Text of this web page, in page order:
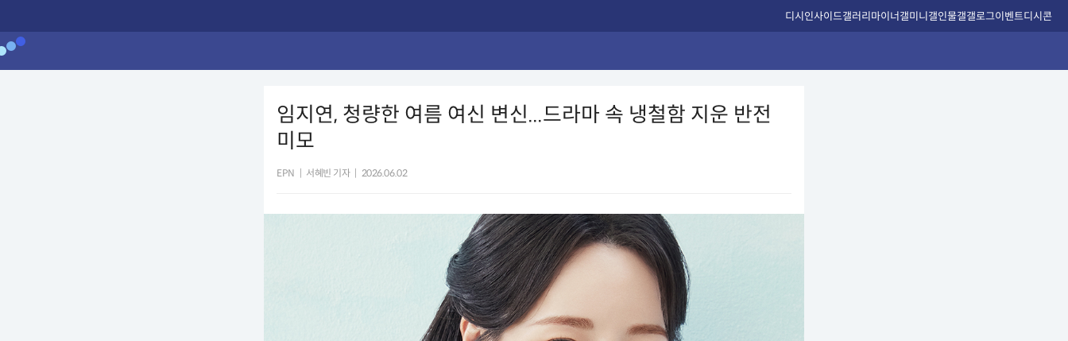
디시인사이드갤러리마이너갤미니갤인물갤갤로그이벤트디시콘
임지연, 청량한 여름 여신 변신...드라마 속 냉철함 지운 반전
미모
EPN 서혜빈 기자 2026.06.02